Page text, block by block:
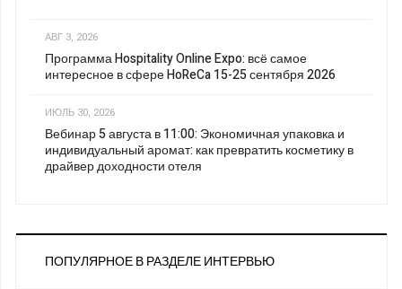
АВГ 3, 2026
Программа Hospitality Online Expo: всё самое
интересное в сфере HoReCa 15-25 сентября 2026
ИЮЛЬ 30, 2026
Вебинар 5 августа в 11:00: Экономичная упаковка и
индивидуальный аромат: как превратить косметику в
драйвер доходности отеля
ПОПУЛЯРНОЕ В РАЗДЕЛЕ ИНТЕРВЬЮ